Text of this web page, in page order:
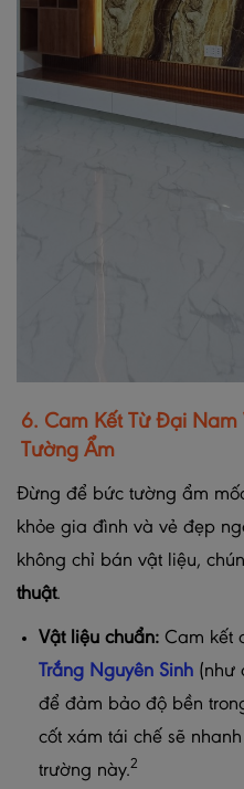
6. Cam Kết Từ Đại Nam
Tường Ẩm
Đừng để bức tường ẩm
khỏe gia đình và vẻ đẹp
không chỉ bán vật liệu,
thuật.
Vật liệu chuẩn: Cam kết
Trắng Nguyên Sinh (như
để đảm bảo độ bền
cốt xám tái chế sẽ
trường này.2